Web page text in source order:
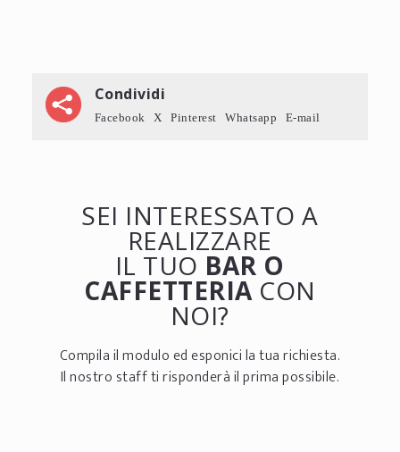
Condividi
Facebook X Pinterest Whatsapp E-mail
SEI INTERESSATO A
REALIZZARE
IL TUO BAR O
CAFFETTERIACON
NOI?
Compila il modulo ed esponici la tua richiesta.
Il nostro staff ti risponderà il prima possibile.